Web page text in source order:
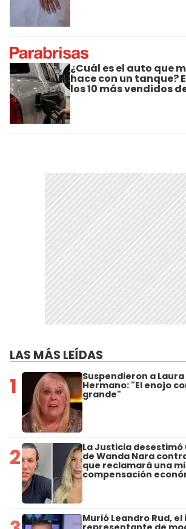
¿Cuál es el auto que
hace con un tanque?
los 10 más vendidos
LAS MÁS LEÍDAS
1 Suspendieron a
Hermano: "El enojo
grande"
2 La Justicia
de Wanda Nara
que reclamará una
compensación
Murió Leandro Rud,